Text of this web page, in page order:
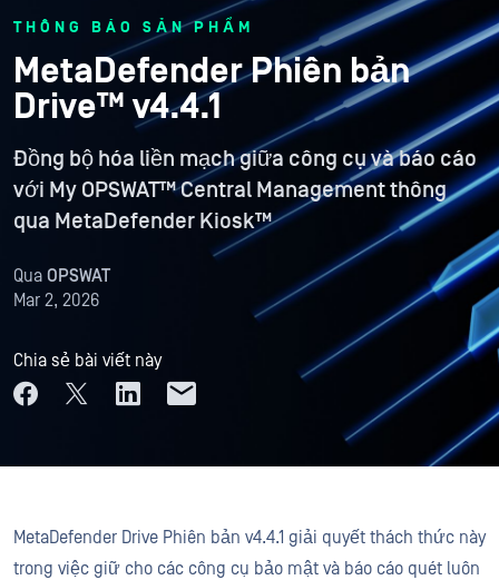
THÔNG BÁO SẢN PHẨM
MetaDefender Phiên bản
Drive™ v4.4.1
Đồng bộ hóa liền mạch giữa công cụ và báo cáo
với My OPSWAT™ Central Management thông
qua MetaDefender Kiosk™
Qua OPSWAT
Mar 2, 2026
Chia sẻ bài viết này
MetaDefender Drive Phiên bản v4.4.1 giải quyết thách thức này
trong việc giữ cho các công cụ bảo mật và báo cáo quét luôn